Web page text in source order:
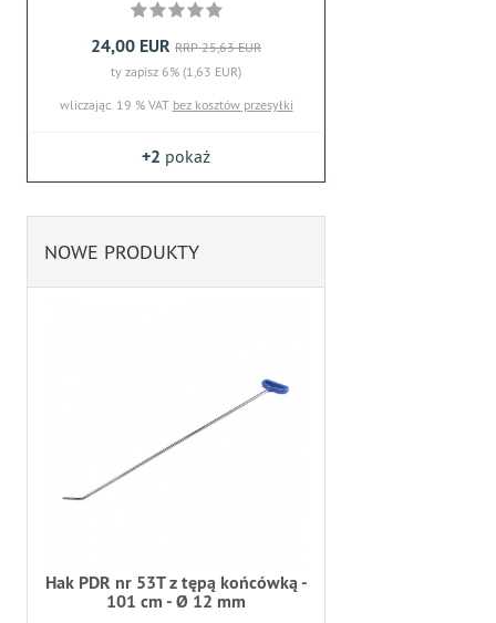
24,00 EUR RRP 25,63 EUR
ty zapisz 6% (1,63 EUR)
wliczając. 19 % VAT bez kosztów przesyłki
+2 pokaż
NOWE PRODUKTY
Hak PDR nr 53T z tępą końcówką -
101 cm - Ø 12 mm